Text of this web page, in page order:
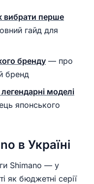
вибрати перше
гайд для
бренду — про
бренд
моделі
японського
в Україні
Shimano — у
як бюджетні серії